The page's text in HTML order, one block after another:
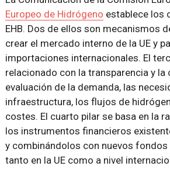
Europeo de Hidrógeno establece los
EHB. Dos de ellos son mecanismos
crear el mercado interno de la UE y
importaciones internacionales. El
relacionado con la transparencia y la
evaluación de la demanda, las
infraestructura, los flujos de
costes. El cuarto pilar se basa en la
los instrumentos financieros
y combinándolos con nuevos fondos
tanto en la UE como a nivel